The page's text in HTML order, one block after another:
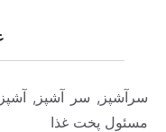
عناوین
سر آشپز, آشپز
غذا